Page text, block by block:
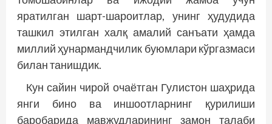
яратилган шарт-шароитлар, унинг ҳудудида
ташкил этилган халқ амалий санъати ҳамда
миллий ҳунармандчилик буюмлари кўргазмаси
билан танишдик.
Кун сайин чирой очаётган Гулис­тон шаҳрида
янги бино ва иншоотларнинг қурилиши
баробарида мавжудларининг замон талаби